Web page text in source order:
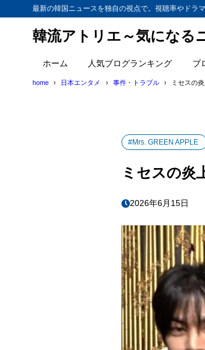
最新の韓国ニュースを独自の視点で。視聴率やドラ
韓流アトリエ～気になる
ホーム 人気ブログランキング ブ
home 日本エンタメ 事件・トラブル ミセスの
#Mrs. GREEN APPLE
ミセスの炎
2026年6月15日